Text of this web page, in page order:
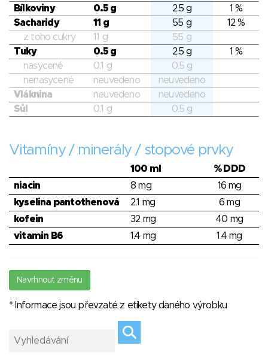
Bílkoviny
0.5 g 2.5 g
1 %
Sacharidy
11 g 55 g
12 %
z toho cukry
11 g
55 g
Tuky
0.5 g 2.5 g
1 %
nasycené
0.1 g
0.5 g
nenasycené
neuvedeno
neuvedeno
Vláknina
neuvedeno
neuvedeno
Sůl
0.1 g 0.5 g
Vitamíny / minerály / stopové prvky
100 ml
% DDD
niacin
8 mg
16 mg
kyselina pantothenová
2.1 mg
6 mg
kofein
32 mg
40 mg
vitamin B6
1.4 mg 1.4 mg
Navrhnout změnu
* Informace jsou převzaté z etikety daného výrobku